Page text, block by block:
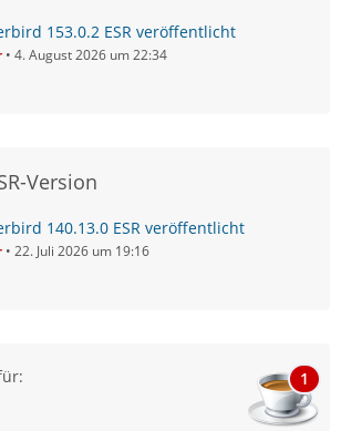
153.0.2 ESR veröffentlicht
4. August 2026 um 22:34
Version
140.13.0 ESR veröffentlicht
22. Juli 2026 um 19:16
1